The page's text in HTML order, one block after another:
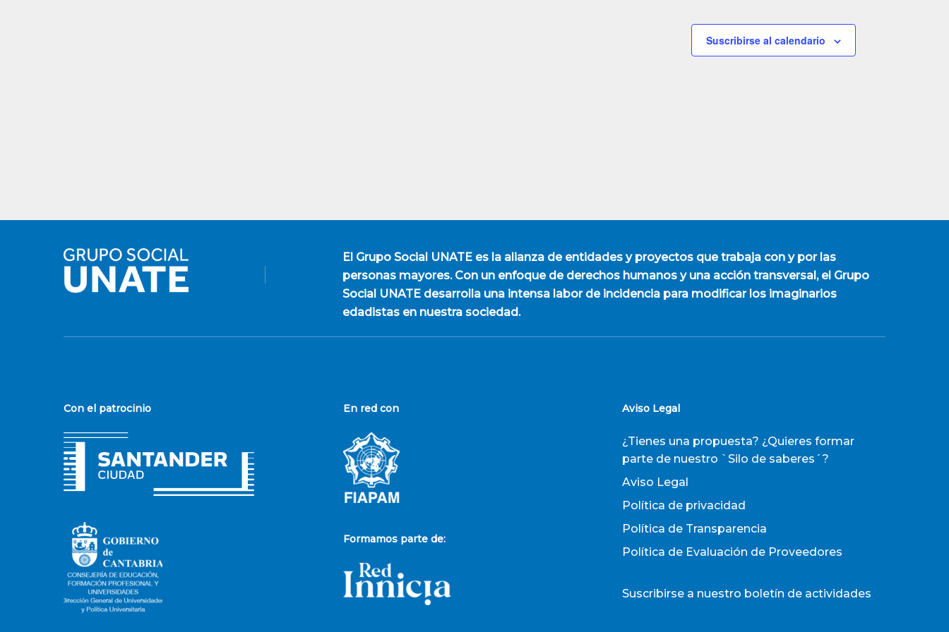
Suscribirse al calendario
El Grupo Social UNATEes la alianza de entidades y proyectos que trabaja con y por las
personas mayores. Con un enfoque de derechos humanos y una acción transversal, el Grupo
Social UNATE desarrolla una intensa labor de incidencia para modificar los imaginarios
edadistas en nuestra sociedad.
Con el patrocinio En red con
Formamos parte de:
Aviso Legal
¿Tienes una propuesta? ¿Quieres formar
parte de nuestro `Silo de saberes´?
Aviso Legal
Política de privacidad
Política de Transparencia
Política de Evaluación de Proveedores
Suscribirse a nuestro boletín de actividades